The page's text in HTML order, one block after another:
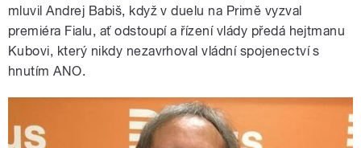
mluvil Andrej Babiš, když v duelu na Primě vyzval
premiéra Fialu, ať odstoupí a řízení vlády předá hejtmanu
Kubovi, který nikdy nezavrhoval vládní spojenectví s
hnutím ANO.